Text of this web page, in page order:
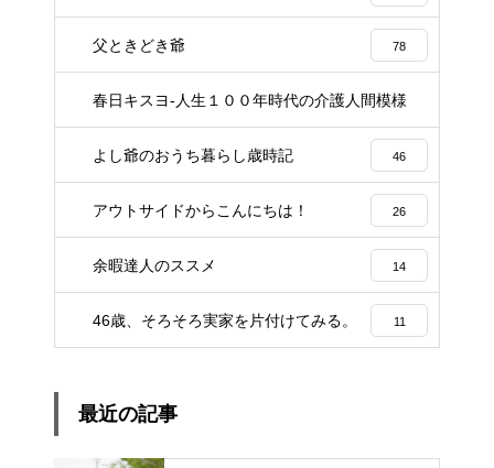
父ときどき爺 78
春日キスヨ-人生１００年時代の介護人間模様
よし爺のおうち暮らし歳時記 46
アウトサイドからこんにちは！ 26
余暇達人のススメ 14
46歳、そろそろ実家を片付けてみる。 11
最近の記事